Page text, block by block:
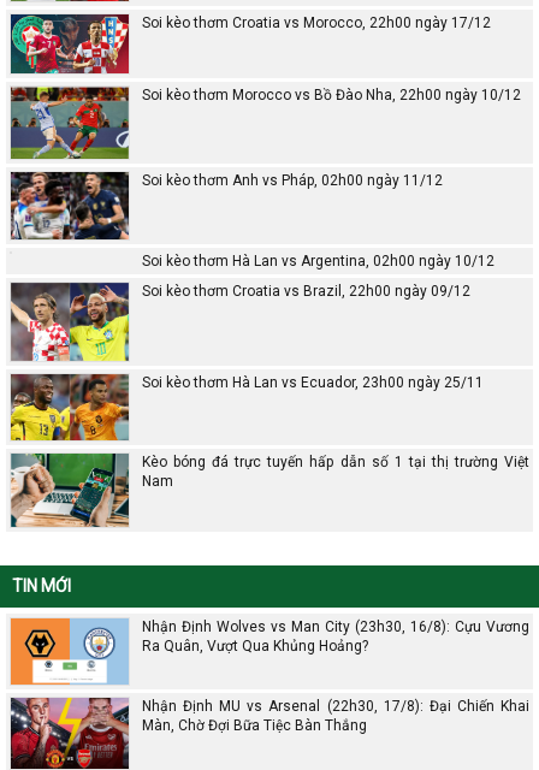
Soi kèo thơm Croatia vs Morocco, 22h00 ngày 17/12
Soi kèo thơm Morocco vs Bồ Đào Nha, 22h00 ngày 10/12
Soi kèo thơm Anh vs Pháp, 02h00 ngày 11/12
Soi kèo thơm Hà Lan vs Argentina, 02h00 ngày 10/12
Soi kèo thơm Croatia vs Brazil, 22h00 ngày 09/12
Soi kèo thơm Hà Lan vs Ecuador, 23h00 ngày 25/11
Kèo bóng đá trực tuyến hấp dẫn số 1 tại thị trường Việt
Nam
TIN MỚI
Nhận Định Wolves vs Man City (23h30, 16/8): Cựu Vương
Ra Quân, Vượt Qua Khủng Hoảng?
Nhận Định MU vs Arsenal (22h30, 17/8): Đại Chiến Khai
Màn, Chờ Đợi Bữa Tiệc Bàn Thắng